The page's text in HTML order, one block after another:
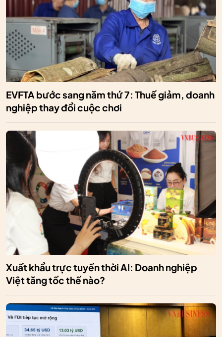
EVFTA bước sang năm thứ 7: Thuế giảm, doanh
nghiệp thay đổi cuộc chơi
Xuất khẩu trực tuyến thời AI: Doanh nghiệp
Việt tăng tốc thế nào?